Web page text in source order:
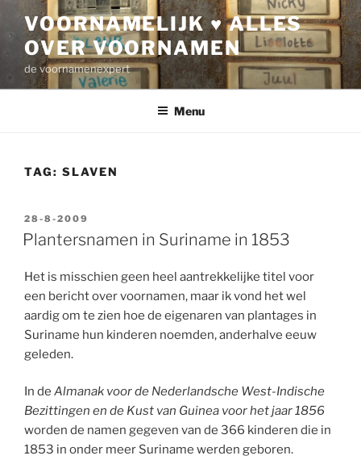
inhoud
VOORNAMELIJK ♥ ALLES
OVER VOORNAMEN
de voornamenexpert
Menu
TAG: SLAVEN
GEPLAATST
OP
28-8-2009
Plantersnamen in Suriname in 1853
Het is misschien geen heel aantrekkelijke titel voor
een bericht over voornamen, maar ik vond het wel
aardig om te zien hoe de eigenaren van plantages in
Suriname hun kinderen noemden, anderhalve eeuw
geleden.
In de Almanak voor de Nederlandsche West-Indische
Bezittingen en de Kust van Guinea voor het jaar 1856
worden de namen gegeven van de 366 kinderen die in
1853 in onder meer Suriname werden geboren.